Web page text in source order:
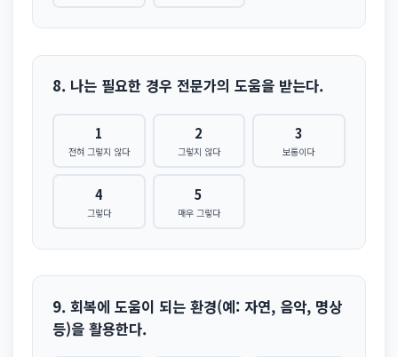
8. 나는 필요한 경우 전문가의 도움을 받는다.
1
전혀 그렇지 않다
2
그렇지 않다
3
보통이다
4
그렇다
5
매우 그렇다
9. 회복에 도움이 되는 환경(예: 자연, 음악, 명상
등)을 활용한다.